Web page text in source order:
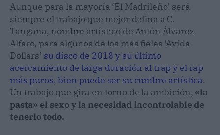
Aunque para la mayoría ‘El Madrileño’ será
siempre el trabajo que mejor defina a C.
Tangana, nombre artístico de Antón Álvarez
Alfaro, para algunos de los más fieles ‘Avida
Dollars’ su disco de 2018 y su último
acercamiento de larga duración al trap y el rap
más puros, bien puede ser su cumbre artística.
Un trabajo que gira en torno de la ambición, «la
pasta» el sexo y la necesidad incontrolable de
tenerlo todo.